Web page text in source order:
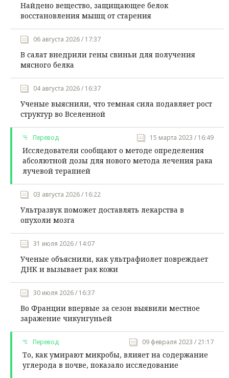
Найдено вещество, защищающее белок
восстановления мышц от старения
06 августа 2026 / 17:37
В салат внедрили гены свиньи для получения
мясного белка
04 августа 2026 / 16:37
Ученые выяснили, что темная сила подавляет рост
структур во Вселенной
Перевод 15 марта 2023 / 16:49
Исследователи сообщают о методе определения
абсолютной дозы для нового метода лечения рака
лучевой терапией
03 августа 2026 / 16:22
Ультразвук поможет доставлять лекарства в
опухоли мозга
31 июля 2026 / 14:07
Ученые объяснили, как ультрафиолет повреждает
ДНК и вызывает рак кожи
30 июля 2026 / 16:37
Во Франции впервые за сезон выявили местное
заражение чикунгуньей
Перевод 09 февраля 2023 / 21:17
То, как умирают микробы, влияет на содержание
углерода в почве, показало исследование